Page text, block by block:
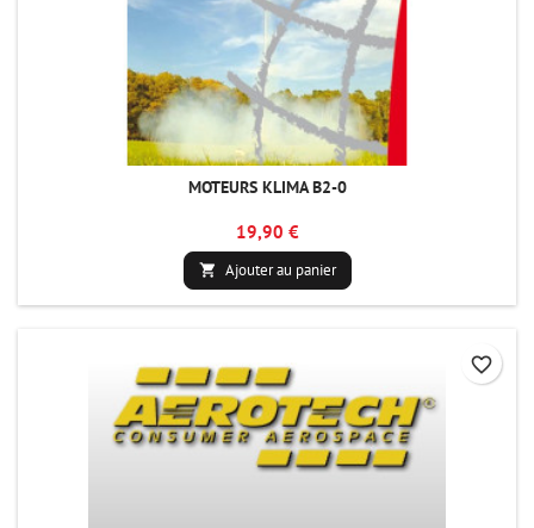
MOTEURS KLIMA B2-0
19,90 €
 Ajouter au panier
favorite_border